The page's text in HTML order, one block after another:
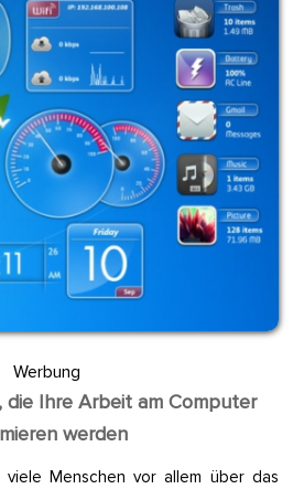
Werbung
die Ihre Arbeit am Computer
werden
Menschen vor allem über das